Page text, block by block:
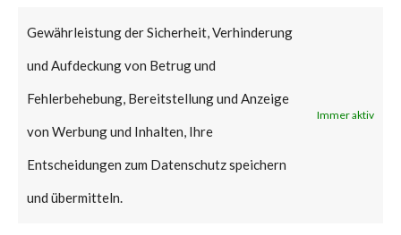
Gewährleistung der Sicherheit, Verhinderung
und Aufdeckung von Betrug und
Fehlerbehebung, Bereitstellung und Anzeige
von Werbung und Inhalten, Ihre
Entscheidungen zum Datenschutz speichern
und übermitteln.
Immer aktiv
What is the Vendor Solution?
At the time of posting, there is
no patch available; Ivanti has
released workarounds as the